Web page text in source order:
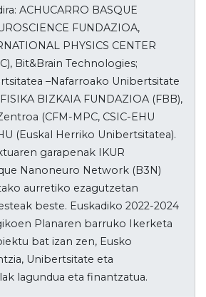
ACHUCARRO BASQUE
FUNDAZIOA,
PHYSICS CENTER
Bit&Brain Technologies;
–Nafarroako Unibertsitate
BIZKAIA FUNDAZIOA (FBB),
(CFM-MPC, CSIC-EHU
(Euskal Herriko Unibertsitatea).
garapenak IKUR
Nanoneuro Network (B3N)
aurretiko ezagutzetan
beste. Euskadiko 2022-2024
Planaren barruko Ikerketa
bat izan zen, Eusko
Unibertsitate eta
lagundua eta finantzatua.